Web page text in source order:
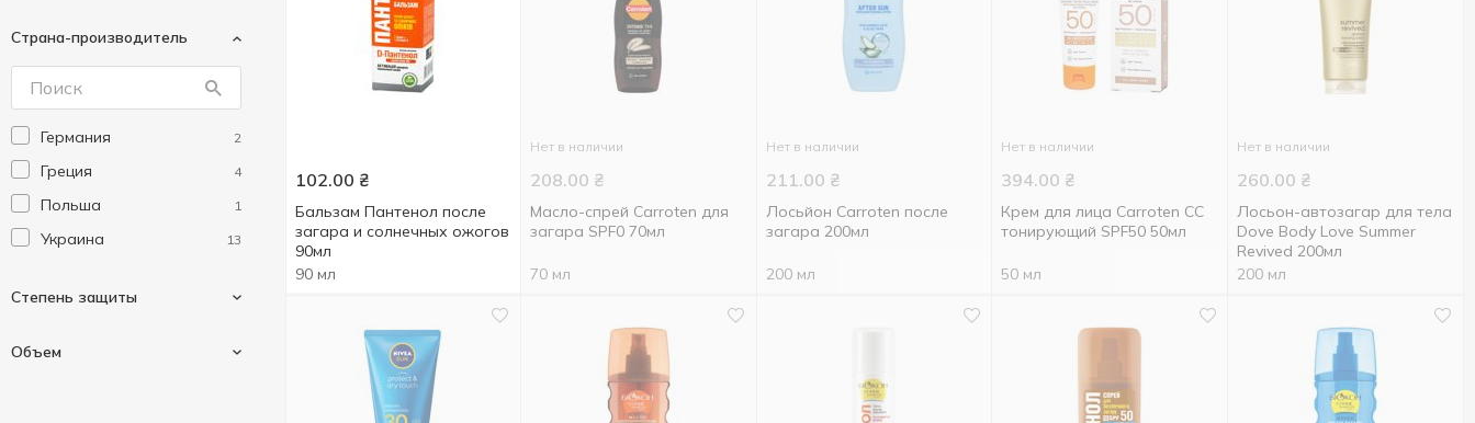
Страна-производитель
Германия 2
Греция 4
Польша 1
Украина 13
Степень защиты
Объем
102.00 ₴
Бальзам Пантенол после
загара и солнечных ожогов
90мл
90 мл
Нет в наличии
208.00 ₴
Масло-спрей Carroten для
загара SPF0 70мл
70 мл
Нет в наличии
211.00 ₴
Лосьйон Carroten после
загара 200мл
200 мл
Нет в наличии
394.00 ₴
Крем для лица Carroten СС
тонирующий SPF50 50мл
50 мл
Нет в наличии
260.00 ₴
Лосьон-автозагар для тела
Dove Body Love Summer
Revived 200мл
200 мл